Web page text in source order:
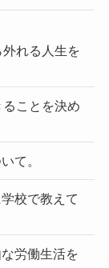
れる人生を
ことを決め
て。
校で教えて
労働生活を